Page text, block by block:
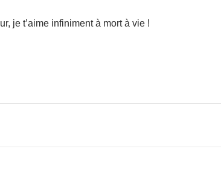
je t’aime infiniment à mort à vie !